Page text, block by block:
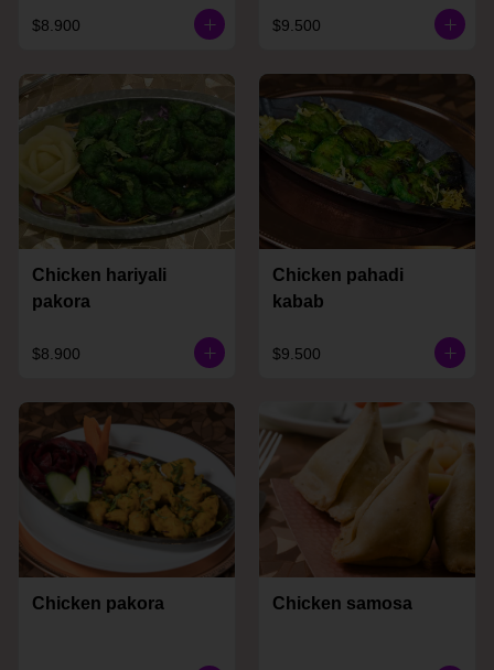
$8.900 $9.500
Chicken hariyali
pakora
$8.900
Chicken pahadi
kabab
$9.500
Chicken pakora Chicken samosa